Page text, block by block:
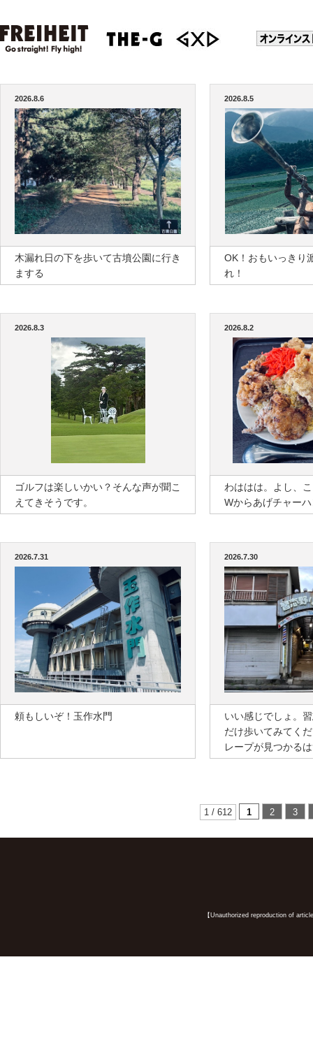
2026.8.6
木漏れ日の下を歩いて古墳公園に行き
まする
2026.8.5
OK！おもいっきり
れ！
2026.8.3
ゴルフは楽しいかい？そんな声が聞こ
えてきそうです。
2026.8.2
わははは。よし、
Wからあげチャー
2026.7.31
頼もしいぞ！玉作水門
2026.7.30
いい感じでしょ。
だけ歩いてみてく
レープが見つかる
1 / 612 1 2 3
【Unauthorized reproduction of